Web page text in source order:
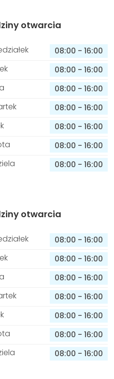
otwarcia
08:00 - 16:00
08:00 - 16:00
08:00 - 16:00
08:00 - 16:00
08:00 - 16:00
08:00 - 16:00
08:00 - 16:00
otwarcia
08:00 - 16:00
08:00 - 16:00
08:00 - 16:00
08:00 - 16:00
08:00 - 16:00
08:00 - 16:00
08:00 - 16:00